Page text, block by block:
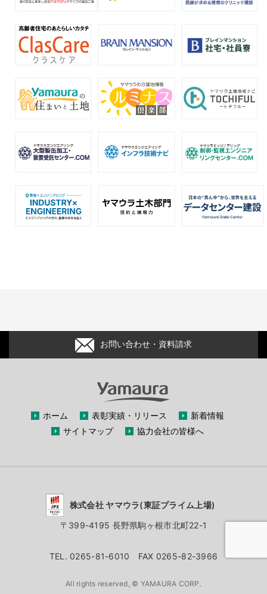
お問い合わせ・資料請求
ホーム 表彰実績・リリース
新着情報
サイトマップ
協力会社の皆様へ
株式会社 ヤマウラ(東証プライム上場)
〒399-4195 長野県駒ヶ根市北町22-1
TEL. 0265-81-6010 FAX 0265-82-3966
All rights reserved, © YAMAURA CORP.